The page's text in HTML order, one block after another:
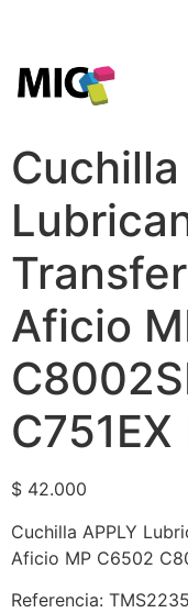
Cuchilla
Aficio
$ 42.000
Cuchilla APPLY
Aficio MP C6502
Referencia: